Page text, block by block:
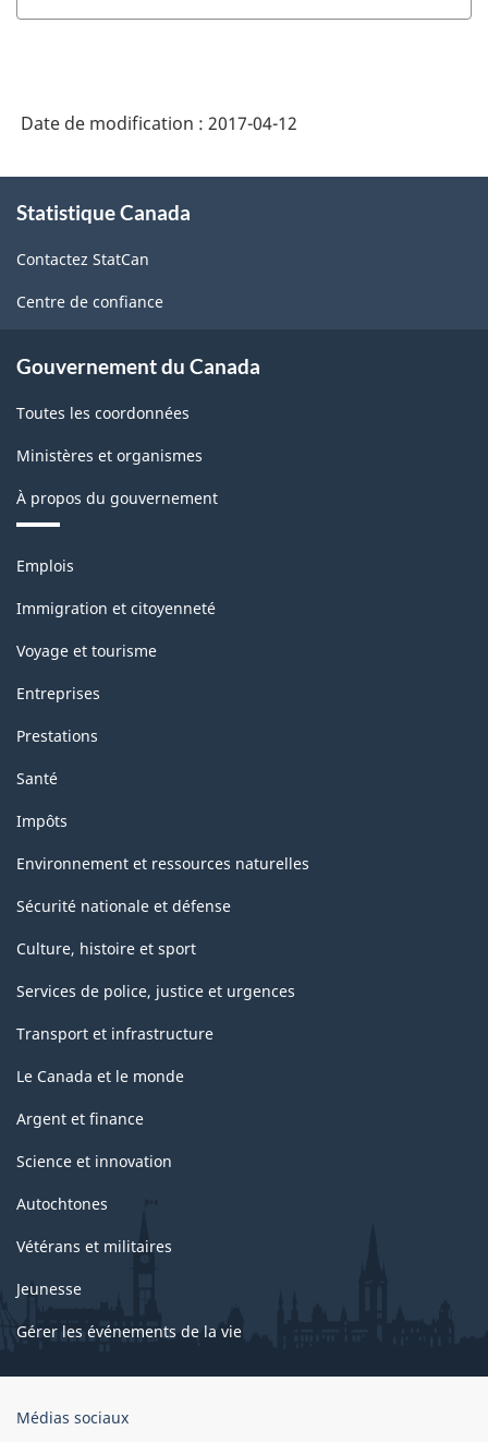
Date de modification : 2017-04-12
propos
ce
site
Statistique Canada
Contactez StatCan
Centre de confiance
Gouvernement du Canada
Toutes les coordonnées
Ministères et organismes
À propos du gouvernement
Thèmes
sujets
Emplois
Immigration et citoyenneté
Voyage et tourisme
Entreprises
Prestations
Santé
Impôts
Environnement et ressources naturelles
Sécurité nationale et défense
Culture, histoire et sport
Services de police, justice et urgences
Transport et infrastructure
Le Canada et le monde
Argent et finance
Science et innovation
Autochtones
Vétérans et militaires
Jeunesse
Gérer les événements de la vie
Organisation
Médias sociaux